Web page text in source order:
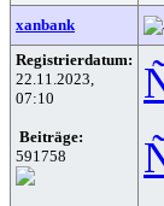
xanbank
Registrierdatum:
22.11.2023,
07:10
Beiträge:
591758